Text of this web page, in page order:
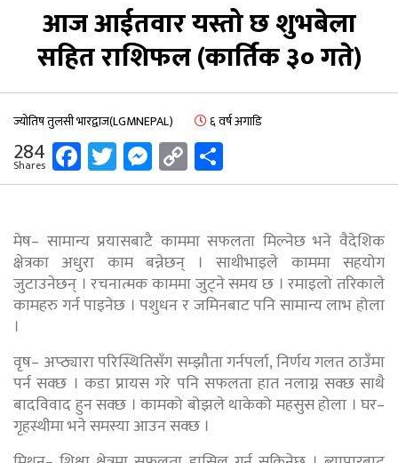
आज आईतवार यस्तो छ शुभबेला
सहित राशिफल (कार्तिक ३० गते)
ज्योतिष तुलसी भारद्वाज(LGMNEPAL) ६ वर्ष अगाडि
284
Shares Facebook
Twitter
Messenger
Copy
Link
मेष– सामान्य प्रयासबाटै काममा सफलता मिल्नेछ भने वैदेशिक
क्षेत्रका अधुरा काम बन्नेछन् । साथीभाइले काममा सहयोग
जुटाउनेछन् । रचनात्मक काममा जुट्ने समय छ । रमाइलो तरिकाले
कामहरु गर्न पाइनेछ । पशुधन र जमिनबाट पनि सामान्य लाभ होला
।
वृष– अप्ठ्यारा परिस्थितिसँग सम्झौता गर्नपर्ला, निर्णय गलत ठाउँमा
पर्न सक्छ । कडा प्रायस गरे पनि सफलता हात नलाग्न सक्छ साथै
बादविवाद हुन सक्छ । कामको बोझले थाकेको महसुस होला । घर–
गृहस्थीमा भने समस्या आउन सक्छ ।